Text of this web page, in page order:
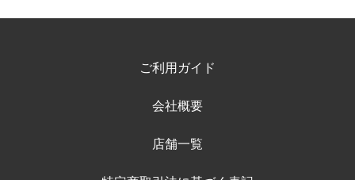
ご利用ガイド
会社概要
店舗一覧